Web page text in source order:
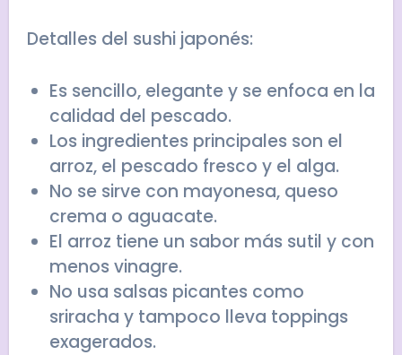
Detalles del sushi japonés:
Es sencillo, elegante y se enfoca en la
calidad del pescado.
Los ingredientes principales son el
arroz, el pescado fresco y el alga.
No se sirve con mayonesa, queso
crema o aguacate.
El arroz tiene un sabor más sutil y con
menos vinagre.
No usa salsas picantes como
sriracha y tampoco lleva toppings
exagerados.